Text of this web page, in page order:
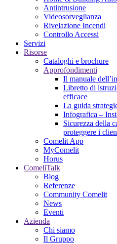
Antintrusione
Videosorveglianza
Rivelazione Incendi
Controllo Accessi
Servizi
Risorse
Cataloghi e brochure
Approfondimenti
Il manuale
Libretto di
efficace
La guida
Infografica –
Sicurezza della
proteggere i
Comelit App
MyComelit
Horus
ComeliTalk
Blog
Referenze
Community Comelit
News
Eventi
Azienda
Chi siamo
Il Gruppo